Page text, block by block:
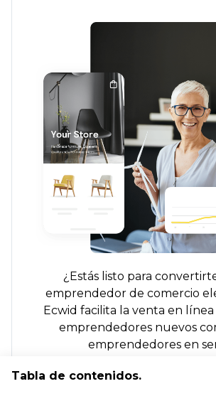
¿Estás listo para
emprendedor de comercio
Ecwid facilita la venta en
emprendedores nuevos
emprendedores en
Más información
Tabla de contenidos.